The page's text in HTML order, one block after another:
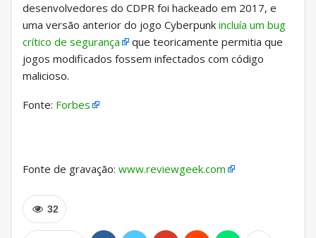
desenvolvedores do CDPR foi hackeado em 2017, e
uma versão anterior do jogo Cyberpunk incluía um bug
crítico de segurança
que teoricamente permitia que
jogos modificados fossem infectados com código
malicioso.
Fonte: Forbes
Fonte de gravação: www.reviewgeek.com
32